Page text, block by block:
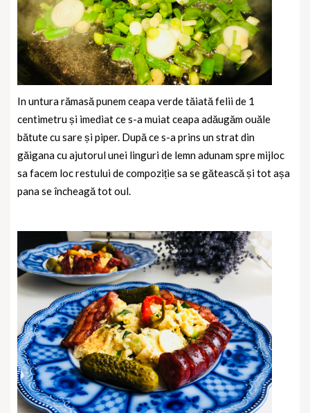
In untura rămasă punem ceapa verde tăiată felii de 1
centimetru și imediat ce s-a muiat ceapa adăugăm ouăle
bătute cu sare și piper. După ce s-a prins un strat din
găigana cu ajutorul unei linguri de lemn adunam spre mijloc
sa facem loc restului de compoziție sa se gătească și tot așa
pana se încheagă tot oul.